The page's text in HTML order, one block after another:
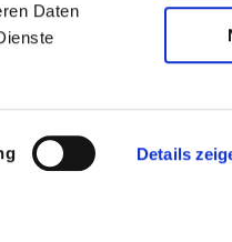
Daten
Details